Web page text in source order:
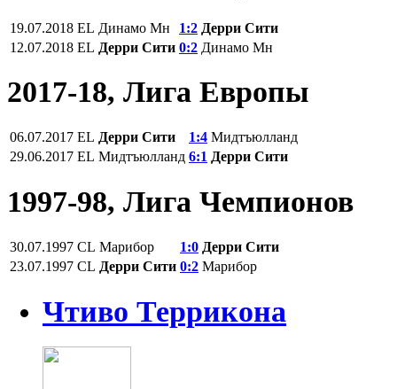
19.07.2018 EL Динамо Мн 1:2 Дерри Сити
12.07.2018 EL Дерри Сити 0:2 Динамо Мн
2017-18, Лига Европы
06.07.2017 EL Дерри Сити 1:4 Мидтъюлланд
29.06.2017 EL Мидтъюлланд 6:1 Дерри Сити
1997-98, Лига Чемпионов
30.07.1997 CL Марибор 1:0 Дерри Сити
23.07.1997 CL Дерри Сити 0:2 Марибор
Чтиво Террикона